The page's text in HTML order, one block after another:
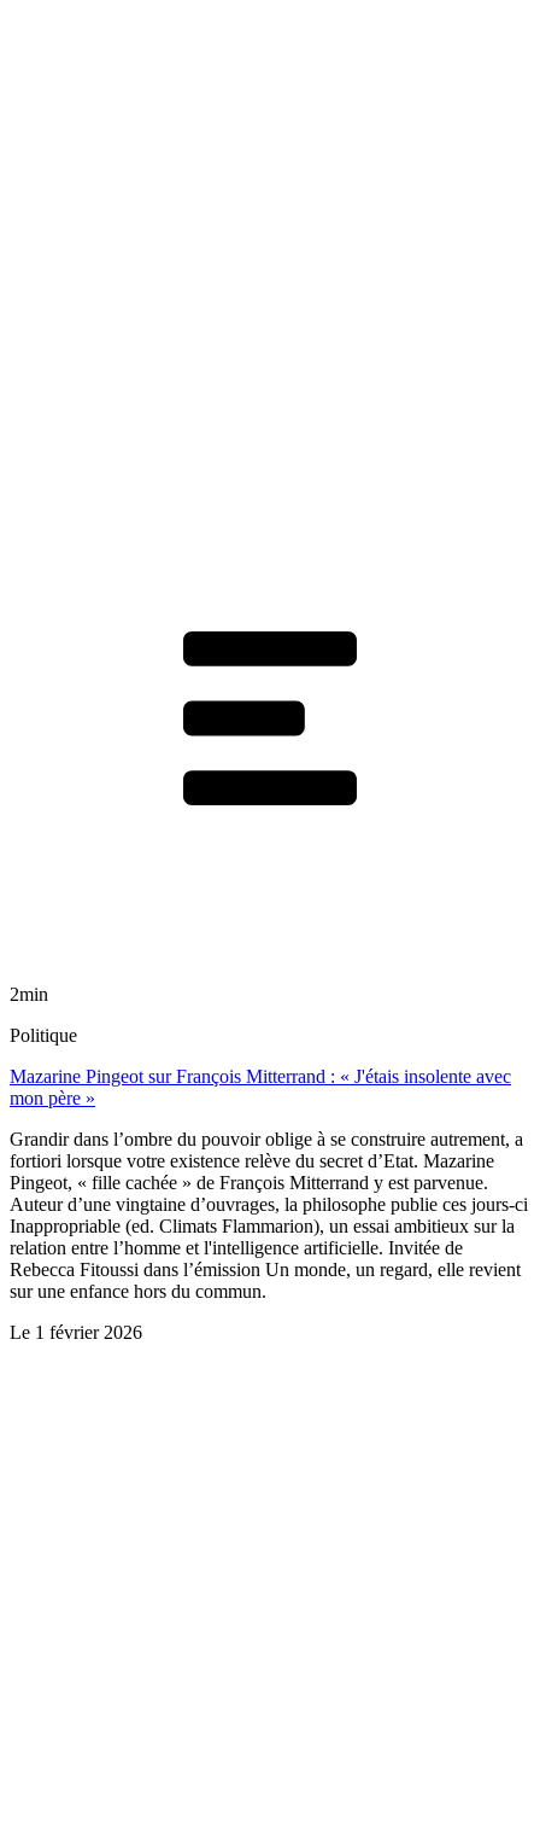
2min
Politique
Mazarine Pingeot sur François Mitterrand : « J'étais insolente avec
mon père »
Grandir dans l’ombre du pouvoir oblige à se construire autrement, a
fortiori lorsque votre existence relève du secret d’Etat. Mazarine
Pingeot, « fille cachée » de François Mitterrand y est parvenue.
Auteur d’une vingtaine d’ouvrages, la philosophe publie ces jours-ci
Inappropriable (ed. Climats Flammarion), un essai ambitieux sur la
relation entre l’homme et l'intelligence artificielle. Invitée de
Rebecca Fitoussi dans l’émission Un monde, un regard, elle revient
sur une enfance hors du commun.
Le 1 février 2026